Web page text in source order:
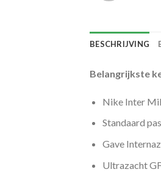
BESCHRIJVING
Belangrijkste
Nike Inter
Standaard
Gave
Ultrazacht